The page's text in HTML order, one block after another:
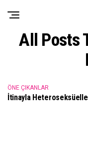
All Posts
ÖNE ÇIKANLAR
İtinayla